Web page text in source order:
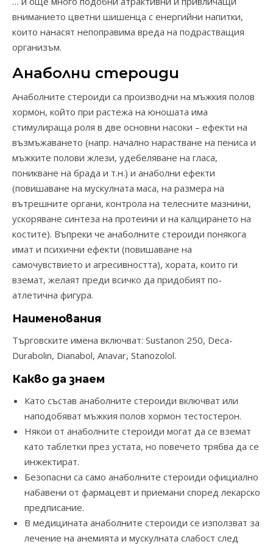
вниманието цветни шишенца с енергийни напитки,
които нанасят непоправима вреда на подрастващия
организъм.
Анаболни стероиди
Анаболните стероиди са производни на мъжкия полов
хормон, който при растежа на юношата има
стимулираща роля в две основни насоки – ефекти на
възмъжаването (напр. начално нарастване на пениса и
мъжките полови жлези, удебеляване на гласа,
поникване на брада и т.н.) и анаболни ефекти
(повишаване на мускулната маса, на размера на
вътрешните органи, контрола на телесните мазнини,
ускоряване синтеза на протеини и на калцирането на
костите). Въпреки че анаболните стероиди понякога
имат и психични ефекти (повишаване на
самочувствието и агресивността), хората, които ги
вземат, желаят преди всичко да придобият по-
атлетична фигура.
Наименования
Търговските имена включват: Sustanon 250, Deca-
Durabolin, Dianabol, Anavar, Stanozolol.
Какво да знаем
Като състав анаболните стероиди включват или
наподобяват мъжкия полов хормон тестостерон.
Някои от анаболните стероиди могат да се вземат
като таблетки през устата, но повечето трябва да се
инжектират.
Безопасни са само анаболните стероиди официално
набавени от фармацевт и приемани според лекарско
предписание.
В медицината анаболните стероиди се използват за
лечение на анемията и мускулната слабост след